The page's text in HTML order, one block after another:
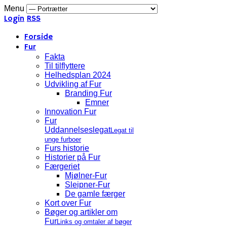
Menu
Login RSS
Forside
Fur
Fakta
Til tilflyttere
Helhedsplan 2024
Udvikling af Fur
Branding Fur
Emner
Innovation Fur
Fur
UddannelseslegatLegat til
unge furboer
Furs historie
Historier på Fur
Færgeriet
Mjølner-Fur
Sleipner-Fur
De gamle færger
Kort over Fur
Bøger og artikler om
FurLinks og omtaler af bøger